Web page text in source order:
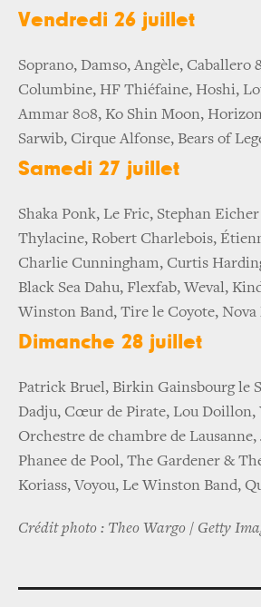
Vendredi 26 juillet
Soprano, Damso, Angèle, Caballero
Columbine, HF Thiéfaine, Hoshi,
Ammar 808, Ko Shin Moon,
Sarwib, Cirque Alfonse, Bears of
Samedi 27 juillet
Shaka Ponk, Le Fric, Stephan
Thylacine, Robert Charlebois,
Charlie Cunningham, Curtis
Black Sea Dahu, Flexfab, Weval,
Winston Band, Tire le Coyote,
Dimanche 28 juillet
Patrick Bruel, Birkin Gainsbourg le
Dadju, Cœur de Pirate, Lou Doillon,
Orchestre de chambre de Lausanne,
Phanee de Pool, The Gardener &
Koriass, Voyou, Le Winston Band,
Crédit photo : Theo Wargo / Getty